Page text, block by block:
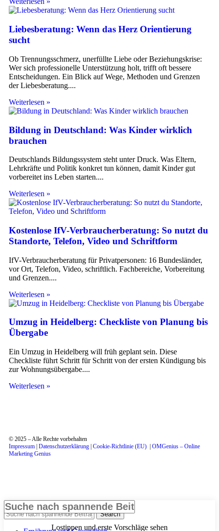
Liebesberatung: Wenn das Herz Orientierung
sucht
Ob Trennungsschmerz, unerfüllte Liebe oder Beziehungskrise:
Wer sich professionelle Unterstützung holt, trifft oft bessere
Entscheidungen. Ein Blick auf Wege, Methoden und Grenzen
der Liebesberatung.
Weiterlesen »
Bildung in Deutschland: Was Kinder wirklich
brauchen
Deutschlands Bildungssystem steht unter Druck. Was Eltern,
Lehrkräfte und Politik konkret tun können, damit Kinder gut
vorbereitet ins Leben starten.
Weiterlesen »
Kostenlose IfV-Verbraucherberatung: So nutzt du
Standorte, Telefon, Video und Schriftform
IfV-Verbraucherberatung für Privatpersonen: 16 Bundesländer,
vor Ort, Telefon, Video, schriftlich. Fachbereiche, Vorbereitung
und Grenzen.
Weiterlesen »
Umzug in Heidelberg: Checkliste von Planung bis
Übergabe
Ein Umzug in Heidelberg will früh geplant sein. Diese
Checkliste führt Schritt für Schritt von der ersten Kündigung bis
zur Wohnungsübergabe.
Weiterlesen »
© 2025 – Alle Rechte vorbehalten
Impressum Datenschutzerklärung Cookie-Richtlinie (EU)
OMGenius – Online
Marketing Genius
Lostippen und erste Vorschläge sehen
Ausblenden
Search